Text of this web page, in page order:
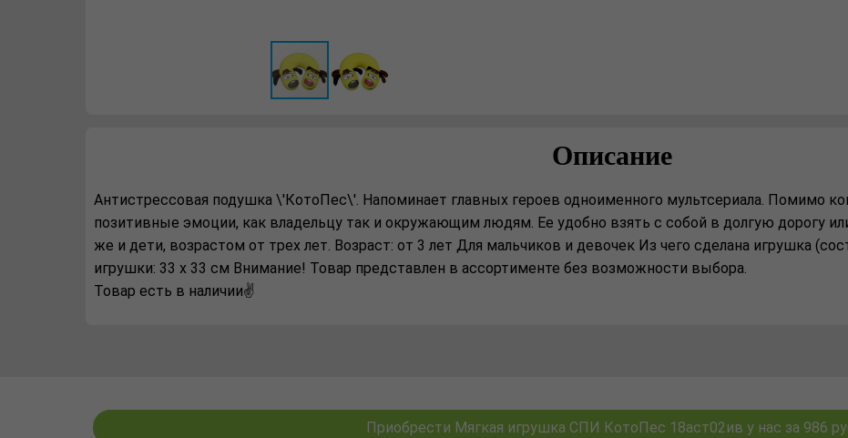
Описание
Антистрессовая подушка \'КотоПес\'. Напоминает главных героев одноименного мультсериала. Помимо
позитивные эмоции, как владельцу так и окружающим людям. Ее удобно взять с собой в долгую дорогу
же и дети, возрастом от трех лет. Возраст: от 3 лет Для мальчиков и девочек Из чего сделана игрушка
игрушки: 33 х 33 см Внимание! Товар представлен в ассортименте без возможности выбора.
Товар есть в наличии✌️
Приобрести Мягкая игрушка СПИ КотоПес 18аст02ив у нас за 986